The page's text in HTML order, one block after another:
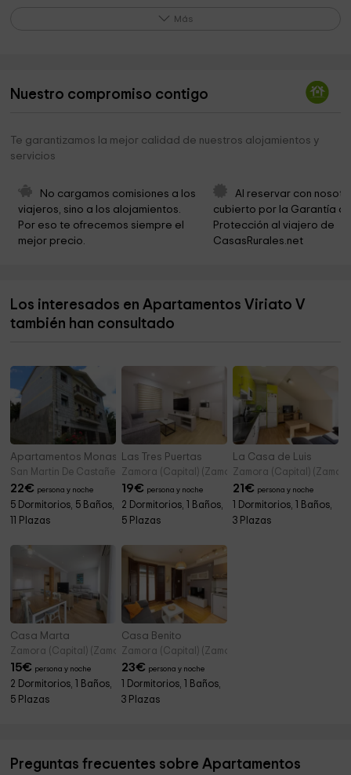
Ayuntamiento De Santa Clara De Avedillo
Ayuntamiento De Montamarta 17,2 km
Ermita de la Virgen del Castillo
Parroquia De La Asunción De Nuestra Señora
Iglesia de la Invención de San Esteban
Más
Nuestro compromiso contigo
Te garantizamos la mejor calidad de nuestros alojamientos y
servicios
No cargamos comisiones a los
viajeros, sino a los alojamientos.
Por eso te ofrecemos siempre el
mejor precio.
Al reservar con
cubierto por la Garantía
Protección al viajero de
CasasRurales.net
Los interesados en Apartamentos Viriato V
también han consultado
Apartamentos Monasterio
San Martin De Castañeda (Zamora)
22€ persona y noche
5 Dormitorios, 5 Baños,
11 Plazas
Las Tres Puertas
Zamora (Capital) (Zamora)
19€ persona y noche
2 Dormitorios, 1 Baños,
5 Plazas
La Casa de Luis
Zamora (Capital)
21€ persona y noche
1 Dormitorios, 1 Baños,
3 Plazas
Casa Marta
Zamora (Capital) (Zamora)
15€ persona y noche
2 Dormitorios, 1 Baños,
5 Plazas
Casa Benito
Zamora (Capital) (Zamora)
23€ persona y noche
1 Dormitorios, 1 Baños,
3 Plazas
Preguntas frecuentes sobre Apartamentos